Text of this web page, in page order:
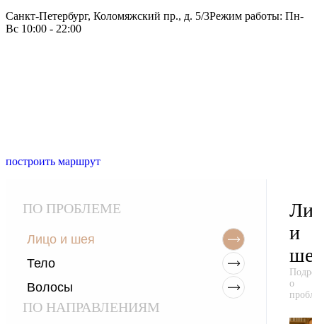
Санкт-Петербург, Коломяжский пр., д. 5/3Режим работы: Пн-
Вс 10:00 - 22:00
построить маршрут
ПО ПРОБЛЕМЕ
Лицо и шея
Тело
Волосы
ПО НАПРАВЛЕНИЯМ
и
о